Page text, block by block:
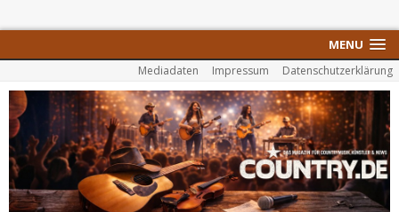
MENU
Mediadaten Impressum Datenschutzerklärung